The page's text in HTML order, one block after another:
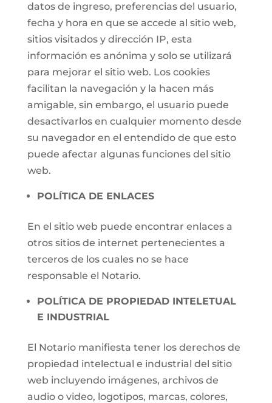
datos de ingreso, preferencias del usuario,
fecha y hora en que se accede al sitio web,
sitios visitados y dirección IP, esta
información es anónima y solo se utilizará
para mejorar el sitio web. Los cookies
facilitan la navegación y la hacen más
amigable, sin embargo, el usuario puede
desactivarlos en cualquier momento desde
su navegador en el entendido de que esto
puede afectar algunas funciones del sitio
web.
POLÍTICA DE ENLACES
En el sitio web puede encontrar enlaces a
otros sitios de internet pertenecientes a
terceros de los cuales no se hace
responsable el Notario.
POLÍTICA DE PROPIEDAD INTELETUAL
E INDUSTRIAL
El Notario manifiesta tener los derechos de
propiedad intelectual e industrial del sitio
web incluyendo imágenes, archivos de
audio o video, logotipos, marcas, colores,